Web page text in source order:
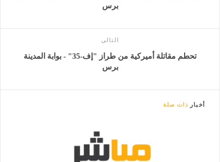
برس
التالى
تحطم مقاتلة أميركية من طراز "إف-35" - بوابة المدينة
برس
أخبار ذات صلة